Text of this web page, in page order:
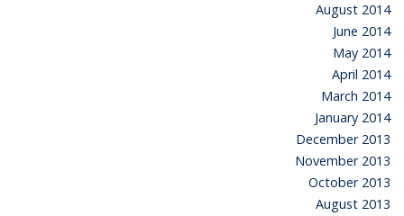
August 2014
June 2014
May 2014
April 2014
March 2014
January 2014
December 2013
November 2013
October 2013
August 2013